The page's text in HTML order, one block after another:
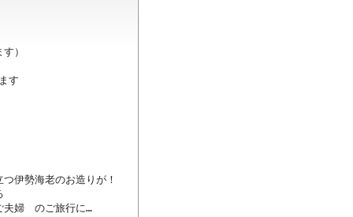
）
す
伊勢海老のお造りが！
夫婦　のご旅行に…